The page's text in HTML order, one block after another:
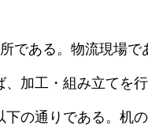
である。物流現場
、加工・組み立てを
下の通りである。机